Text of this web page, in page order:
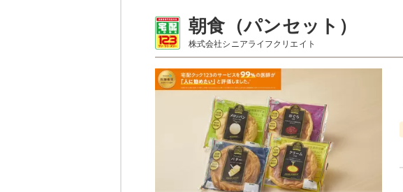
健康ボリューム食のメニュー例
カレイの唐揚げ
ブロッコリーのカニカマあんかけ
牛肉のオイスターソース
ポテトサラダ
刻みたくあん
オクラの胡麻和え
朝食（パンセット）
株式会社シニアライフクリエイト